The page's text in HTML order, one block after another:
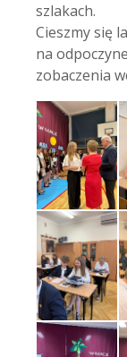
szlakach.
Cieszmy się
na
zobaczenia